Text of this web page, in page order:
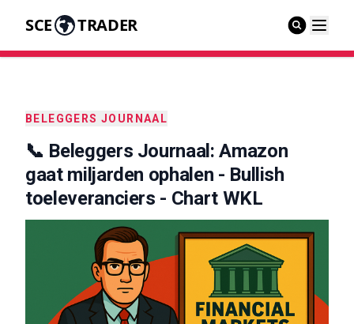
SCE TRADER
BELEGGERS JOURNAAL
📞 Beleggers Journaal: Amazon
gaat miljarden ophalen - Bullish
toeleveranciers - Chart WKL